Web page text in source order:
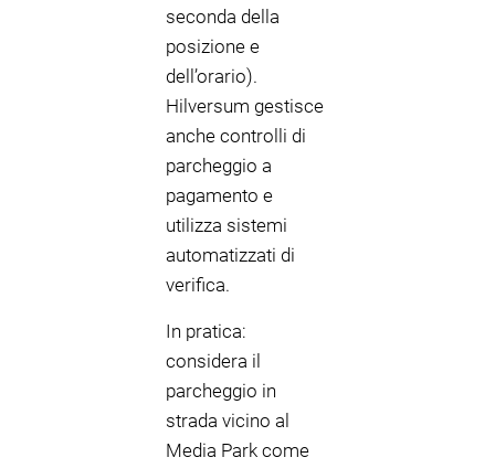
seconda della
posizione e
dell’orario).
Hilversum gestisce
anche controlli di
parcheggio a
pagamento e
utilizza sistemi
automatizzati di
verifica.
In pratica:
considera il
parcheggio in
strada vicino al
Media Park come